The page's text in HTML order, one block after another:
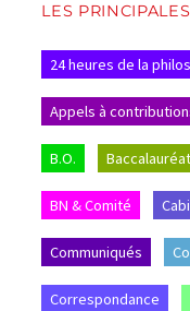
LES
24 heures de la
Appels à
B.O. Baccalauréat
BN & Comité
Communiqués
Correspondance